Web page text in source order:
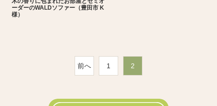
ーダーのWALDソファー（豊田市 K
様）
前へ 1 2